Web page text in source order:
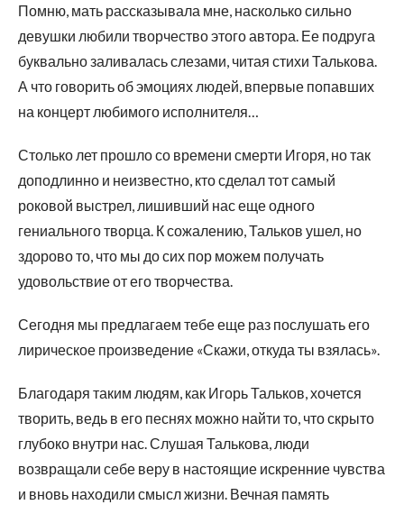
Помню, мать рассказывала мне, насколько сильно
девушки любили творчество этого автора. Ее подруга
буквально заливалась слезами, читая стихи Талькова.
А что говорить об эмоциях людей, впервые попавших
на концерт любимого исполнителя…
Столько лет прошло со времени смерти Игоря, но так
доподлинно и неизвестно, кто сделал тот самый
роковой выстрел, лишивший нас еще одного
гениального творца. К сожалению, Тальков ушел, но
здорово то, что мы до сих пор можем получать
удовольствие от его творчества.
Сегодня мы предлагаем тебе еще раз послушать его
лирическое произведение «Скажи, откуда ты взялась».
Благодаря таким людям, как Игорь Тальков, хочется
творить, ведь в его песнях можно найти то, что скрыто
глубоко внутри нас. Слушая Талькова, люди
возвращали себе веру в настоящие искренние чувства
и вновь находили смысл жизни. Вечная память